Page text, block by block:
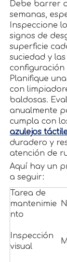
Debe barrer
semanas,
Inspeccione
signos de
superficie
suciedad y
configuración
Planifique
con
baldosas.
anualmente
cumpla con
azulejos
duradero y
atención de
Aquí hay un
a seguir:
Tarea de
mantenimie
nto
Inspección
visual